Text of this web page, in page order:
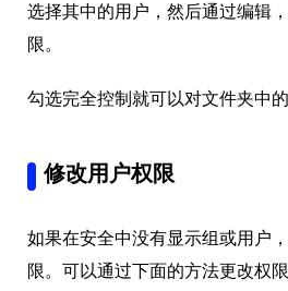
选择其中的用户，然后通过编辑
限。
勾选完全控制就可以对文件夹中
修改用户权限
如果在安全中没有显示组或用户
限。可以通过下面的方法更改权限